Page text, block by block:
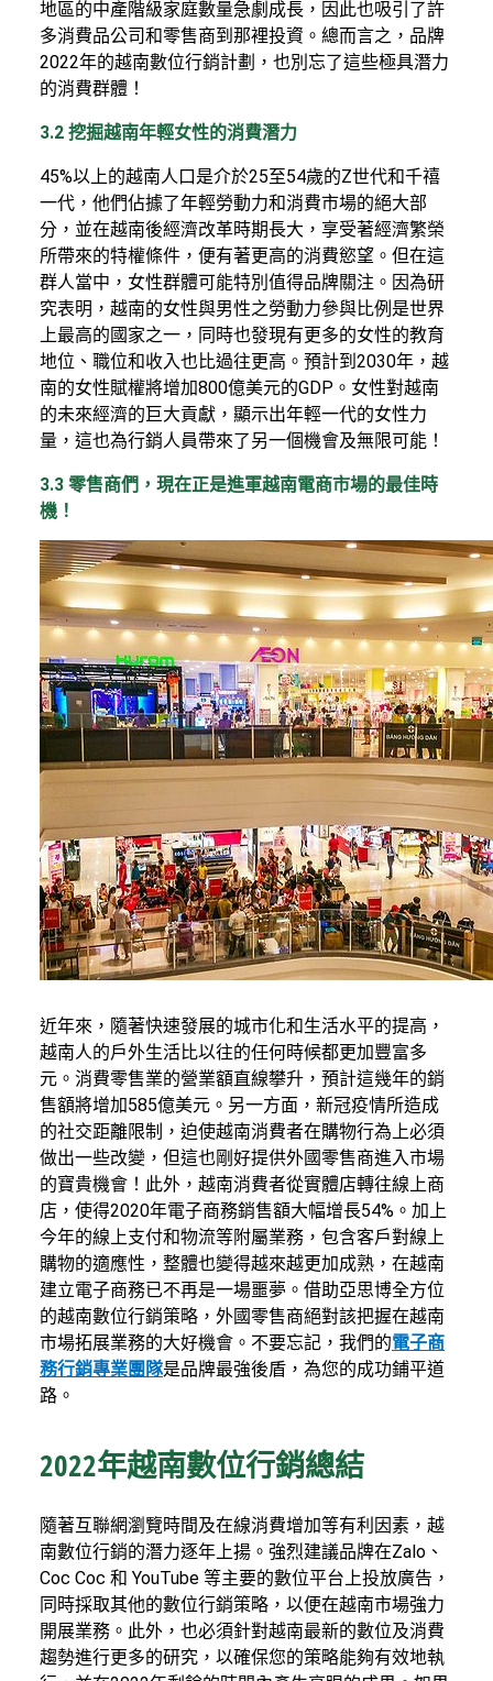
地區的中產階級家庭數量急劇成長，因此也吸引了許
多消費品公司和零售商到那裡投資。總而言之，品牌
2022年的越南數位行銷計劃，也別忘了這些極具潛力
的消費群體！
3.2 挖掘越南年輕女性的消費潛力
45%以上的越南人口是介於25至54歲的Z世代和千禧
一代，他們佔據了年輕勞動力和消費市場的絕大部
分，並在越南後經濟改革時期長大，享受著經濟繁榮
所帶來的特權條件，便有著更高的消費慾望。但在這
群人當中，女性群體可能特別值得品牌關注。因為研
究表明，越南的女性與男性之勞動力參與比例是世界
上最高的國家之一，同時也發現有更多的女性的教育
地位、職位和收入也比過往更高。預計到2030年，越
南的女性賦權將增加800億美元的GDP。女性對越南
的未來經濟的巨大貢獻，顯示出年輕一代的女性力
量，這也為行銷人員帶來了另一個機會及無限可能！
3.3 零售商們，現在正是進軍越南電商市場的最佳時
機！
近年來，隨著快速發展的城市化和生活水平的提高，
越南人的戶外生活比以往的任何時候都更加豐富多
元。消費零售業的營業額直線攀升，預計這幾年的銷
售額將增加585億美元。另一方面，新冠疫情所造成
的社交距離限制，迫使越南消費者在購物行為上必須
做出一些改變，但這也剛好提供外國零售商進入市場
的寶貴機會！此外，越南消費者從實體店轉往線上商
店，使得2020年電子商務銷售額大幅增長54%。加上
今年的線上支付和物流等附屬業務，包含客戶對線上
購物的適應性，整體也變得越來越更加成熟，在越南
建立電子商務已不再是一場噩夢。借助亞思博全方位
的越南數位行銷策略，外國零售商絕對該把握在越南
市場拓展業務的大好機會。不要忘記，我們的電子商
務行銷專業團隊是品牌最強後盾，為您的成功鋪平道
路。
2022年越南數位行銷總結
隨著互聯網瀏覽時間及在線消費增加等有利因素，越
南數位行銷的潛力逐年上揚。強烈建議品牌在Zalo、
Coc Coc 和 YouTube 等主要的數位平台上投放廣告，
同時採取其他的數位行銷策略，以便在越南市場強力
開展業務。此外，也必須針對越南最新的數位及消費
趨勢進行更多的研究，以確保您的策略能夠有效地執